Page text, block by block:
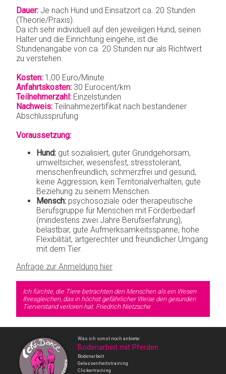
Dauer: Je nach Hund und Einsatzort ca. 20 Stunden
(Theorie/Praxis).
Da ich sehr individuell auf den jeweiligen Hund, seinen
Halter und die Einrichtung eingehe, ist die
Stundenangabe von ca. 20 Stunden nur als Richtwert
zu verstehen.
Kosten: 1,00 Euro/Minute
Anfahrtskosten: 30 Eurocent/km
Teilnehmerzahl: Einzelstunden
Nachweis: Teilnahmezertifikat nach bestandener
Abschlussprüfung
Voraussetzung:
Hund: gut sozialisiert, guter Grundgehorsam,
umweltsicher, wesensfest, stresstolerant,
menschenfreundlich, schmerzfrei und gesund,
keine Aggression, kein Territorialverhalten, gute
Beziehung zu seinem Menschen.
Mensch: psychosoziale oder therapeutische
Berufsgruppe für Menschen mit Förderbedarf
(mindestens zwei Jahre Berufserfahrung),
belastbar, gute Aufmerksamkeitsspanne, hohe
Flexibilität, artgerechter und freundlicher Umgang
mit dem Tier.
Anfrage zur Anmeldung hier
Ich fürchte, die Tiere betrachten den Menschen als ein Wesen
Ihresgleichen, das in höchst gefährlicher Weise den gesunden
Tierverstand verloren hat. Friedrich Nietzsche
Was ich sonst noch anbiete:
Bodenarbeit mit Pferden
Bodenarbeit
Gelassenheitstraining
Clickertraining